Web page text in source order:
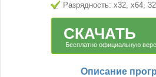
Разрядность: x32, x64,
СКАЧАТЬ
Бесплатно официальную
Описание